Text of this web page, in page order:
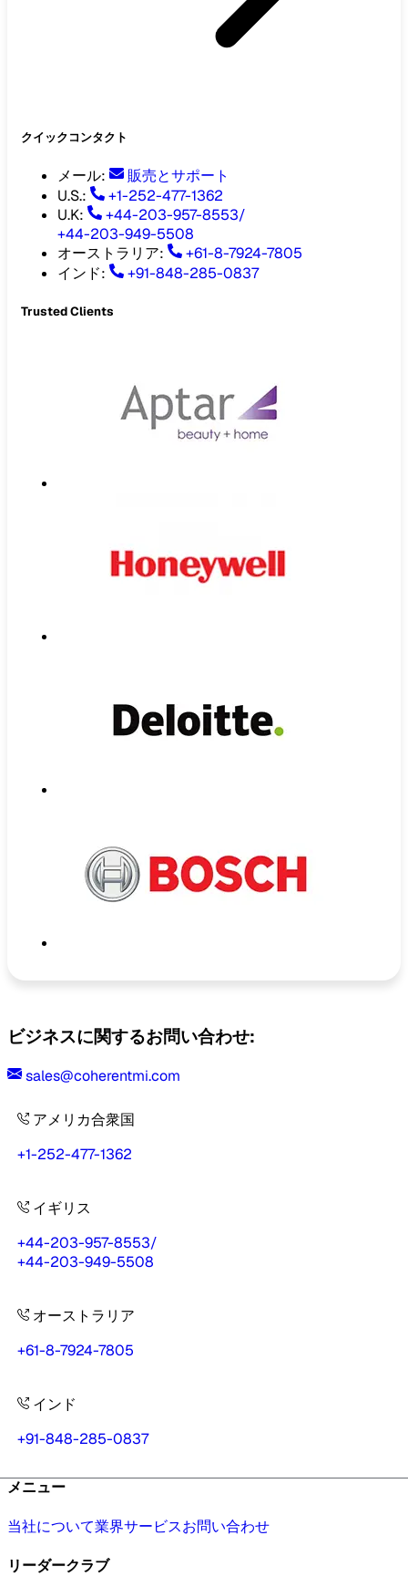
クイックコンタクト
メール:
販売とサポート
U.S.:
+1-252-477-1362
U.K:
+44-203-957-8553/
+44-203-949-5508
オーストラリア:
+61-8-7924-7805
インド: +91-848-285-0837
Trusted Clients
ビジネスに関するお問い合わせ:
sales@coherentmi.com
アメリカ合衆国
+1-252-477-1362
イギリス
+44-203-957-8553/
+44-203-949-5508
オーストラリア
+61-8-7924-7805
インド
+91-848-285-0837
メニュー
当社について業界サービスお問い合わせ
リーダークラブ